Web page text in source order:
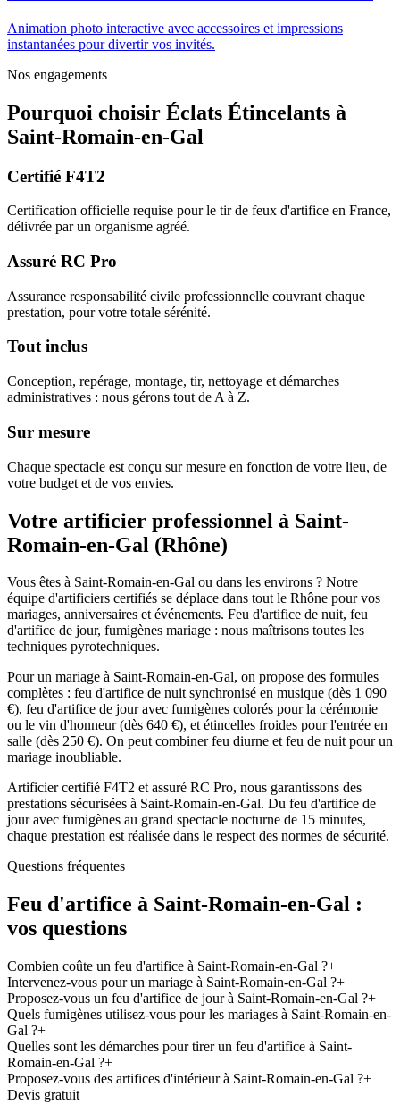
Animation photo interactive avec accessoires et impressions
instantanées pour divertir vos invités.
Nos engagements
Pourquoi choisir Éclats Étincelants à
Saint-Romain-en-Gal
Certifié F4T2
Certification officielle requise pour le tir de feux d'artifice en France,
délivrée par un organisme agréé.
Assuré RC Pro
Assurance responsabilité civile professionnelle couvrant chaque
prestation, pour votre totale sérénité.
Tout inclus
Conception, repérage, montage, tir, nettoyage et démarches
administratives : nous gérons tout de A à Z.
Sur mesure
Chaque spectacle est conçu sur mesure en fonction de votre lieu, de
votre budget et de vos envies.
Votre artificier professionnel à Saint-
Romain-en-Gal (Rhône)
Vous êtes à Saint-Romain-en-Gal ou dans les environs ? Notre
équipe d'artificiers certifiés se déplace dans tout le Rhône pour vos
mariages, anniversaires et événements. Feu d'artifice de nuit, feu
d'artifice de jour, fumigènes mariage : nous maîtrisons toutes les
techniques pyrotechniques.
Pour un mariage à Saint-Romain-en-Gal, on propose des formules
complètes : feu d'artifice de nuit synchronisé en musique (dès 1 090
€), feu d'artifice de jour avec fumigènes colorés pour la cérémonie
ou le vin d'honneur (dès 640 €), et étincelles froides pour l'entrée en
salle (dès 250 €). On peut combiner feu diurne et feu de nuit pour un
mariage inoubliable.
Artificier certifié F4T2 et assuré RC Pro, nous garantissons des
prestations sécurisées à Saint-Romain-en-Gal. Du feu d'artifice de
jour avec fumigènes au grand spectacle nocturne de 15 minutes,
chaque prestation est réalisée dans le respect des normes de sécurité.
Questions fréquentes
Feu d'artifice à Saint-Romain-en-Gal :
vos questions
Combien coûte un feu d'artifice à Saint-Romain-en-Gal ?+
Intervenez-vous pour un mariage à Saint-Romain-en-Gal ?+
Proposez-vous un feu d'artifice de jour à Saint-Romain-en-Gal ?+
Quels fumigènes utilisez-vous pour les mariages à Saint-Romain-en-
Gal ?+
Quelles sont les démarches pour tirer un feu d'artifice à Saint-
Romain-en-Gal ?+
Proposez-vous des artifices d'intérieur à Saint-Romain-en-Gal ?+
Devis gratuit